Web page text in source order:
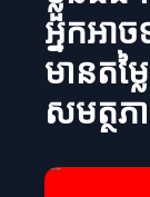
អ្នកអ
មានតម្
សមត្ថភ